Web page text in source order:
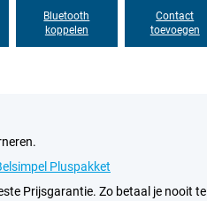
Bluetooth
koppelen
Contact
toevoegen
Pluspakket
Prijsgarantie. Zo betaal je nooit te